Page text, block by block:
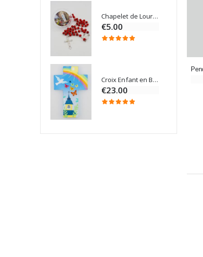
Chapelet de Lourdes en Bois
€5.00
Croix Enfant en Bois Eglise Papillons et Arc-en-ciel 15 cm
€23.00